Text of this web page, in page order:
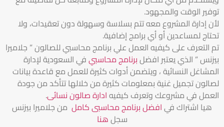
توفير الوقت والمجهود.
لأن إدارة المشروع معه تتم بسلاسة وسهولة دون تعقيدات، ولا
تحتاج لمساعدين أو أي برامج إضافية.
تم التعرف على كيفيه العمل علي برنامج محاسبي للصالون ” جلاميرا
بيزنس ” الذي يعتبر افضلبرنامج محاسبيفي السعودية لإدارة
المشاغل النسائية ، ويتضمن أدوات كثيرة للعمل مع قاعدة بيانات
لصالون تجميل غنية بمعلومات كثيرة من خلالها تتأكد من جودة
العمل في مشروعك وتعرف كيفيهادارة صالون نسائى.
هيا اشتراك فيافضل برنامج محاسبى كامل من جلاميرا بيزنس
سجلهنا